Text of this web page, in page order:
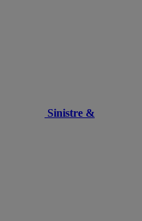
Sinistre &